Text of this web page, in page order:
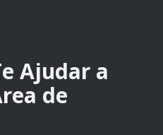
Ajudar a
de